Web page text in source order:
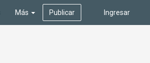
Ingresar
Más Publicar